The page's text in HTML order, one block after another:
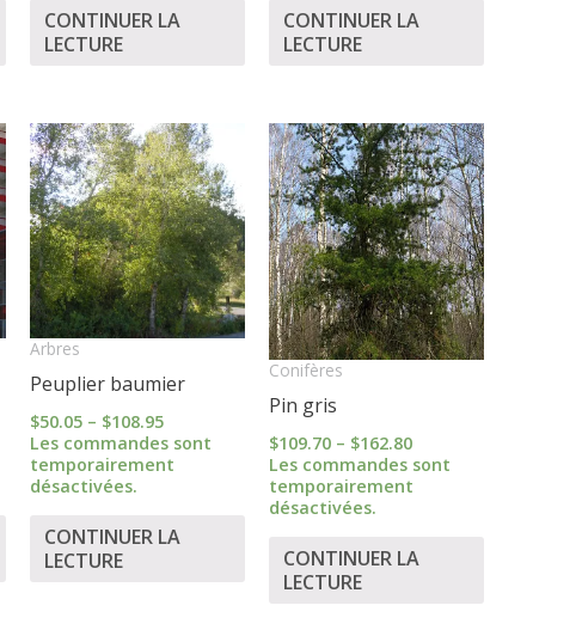
CONTINUER LA
LECTURE
CONTINUER LA
LECTURE
Arbres
Peuplier baumier
$50.05 – $108.95
Price
range:
$50.05
through
$108.95
Les commandes sont
temporairement
désactivées.
CONTINUER LA
LECTURE
Conifères
Pin gris
$109.70 – $162.80
Price
range:
$109.70
through
$162.80
Les commandes sont
temporairement
désactivées.
CONTINUER LA
LECTURE